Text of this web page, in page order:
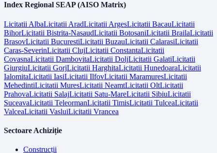
Index Regional SEAP (AISO Matrix)
Licitatii AlbaLicitatii AradLicitatii ArgesLicitatii BacauLicitatii
BihorLicitatii Bistrita-NasaudLicitatii BotosaniLicitatii BrailaLicitatii
BrasovLicitatii BucurestiLicitatii BuzauLicitatii CalarasiLicitatii
Caras-SeverinLicitatii ClujLicitatii ConstantaLicitatii
CovasnaLicitatii DambovitaLicitatii DoljLicitatii GalatiLicitatii
GiurgiuLicitatii GorjLicitatii HarghitaLicitatii HunedoaraLicitatii
IalomitaLicitatii IasiLicitatii IlfovLicitatii MaramuresLicitatii
MehedintiLicitatii MuresLicitatii NeamtLicitatii OltLicitatii
PrahovaLicitatii SalajLicitatii Satu-MareLicitatii SibiuLicitatii
SuceavaLicitatii TeleormanLicitatii TimisLicitatii TulceaLicitatii
ValceaLicitatii VasluiLicitatii Vrancea
Sectoare Achiziție
Construcții